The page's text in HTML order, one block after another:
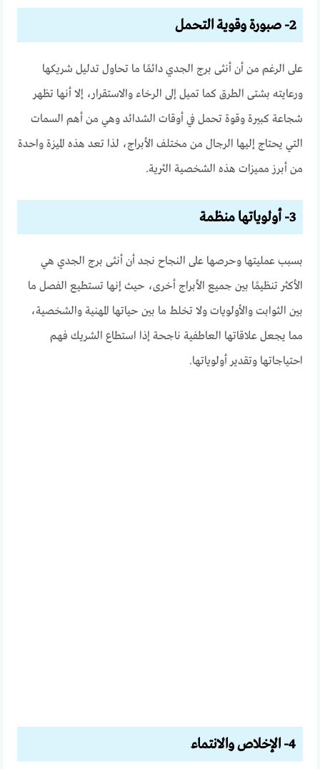
2- صبورة وقوية التحمل
على الرغم من أن أنثى برج الجدي دائمًا ما تحاول تدليل شريكها
ورعايته بشتى الطرق كما تميل إلى الرخاء والاستقرار، إلا أنها تظهر
شجاعة كبيرة وقوة تحمل في أوقات الشدائد وهي من أهم السمات
التي يحتاج إليها الرجال من مختلف الأبراج، لذا تعد هذه الميزة واحدة
من أبرز مميزات هذه الشخصية الثرية.
3- أولوياتها منظمة
بسبب عمليتها وحرصها على النجاح نجد أن أنثى برج الجدي هي
الأكثر تنظيمًا بين جميع الأبراج أخرى، حيث إنها تستطيع الفصل ما
بين الثوابت والأولويات ولا تخلط ما بين حياتها المهنية والشخصية،
مما يجعل علاقاتها العاطفية ناجحة إذا استطاع الشريك فهم
احتياجاتها وتقدير أولوياتها.
4- الإخلاص والانتماء